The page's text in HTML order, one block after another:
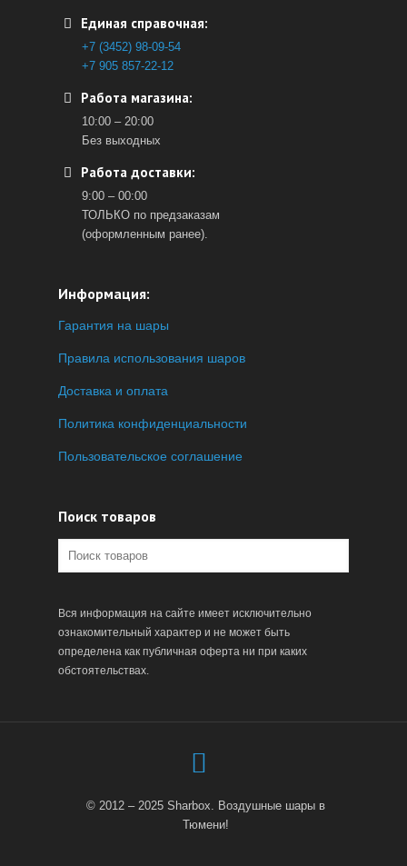
Единая справочная:
+7 (3452) 98-09-54
+7 905 857-22-12
Работа магазина:
10:00 – 20:00
Без выходных
Работа доставки:
9:00 – 00:00
ТОЛЬКО по предзаказам
(оформленным ранее).
Информация:
Гарантия на шары
Правила использования шаров
Доставка и оплата
Политика конфиденциальности
Пользовательское соглашение
Поиск товаров
Вся информация на сайте имеет исключительно
ознакомительный характер и не может быть
определена как публичная оферта ни при каких
обстоятельствах.
© 2012 – 2025 Sharbox. Воздушные шары в
Тюмени!